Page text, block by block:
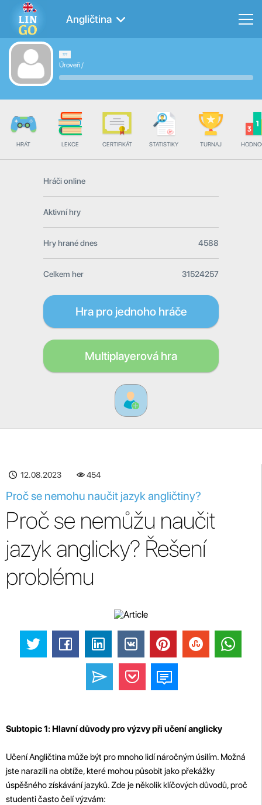
Angličtina
Úroveň/
HRÁT LEKCE CERTIFIKÁT STATISTIKY TURNAJ
Hráči online
Aktivní hry
Hry hrané dnes 4588
Celkem her 31524257
Hra pro jednoho hráče
Multiplayerová hra
12.08.2023 454
Proč se nemohu naučit jazyk angličtiny?
Proč se nemůžu naučit
jazyk anglicky? Řešení
problému
Subtopic 1: Hlavní důvody pro výzvy při učení anglicky
Učení Angličtina může být pro mnoho lidí náročným úsilím. Možná
jste narazili na obtíže, které mohou působit jako překážky
úspěšného získávání jazyků. Zde je několik klíčových důvodů, proč
studenti často čelí výzvám: